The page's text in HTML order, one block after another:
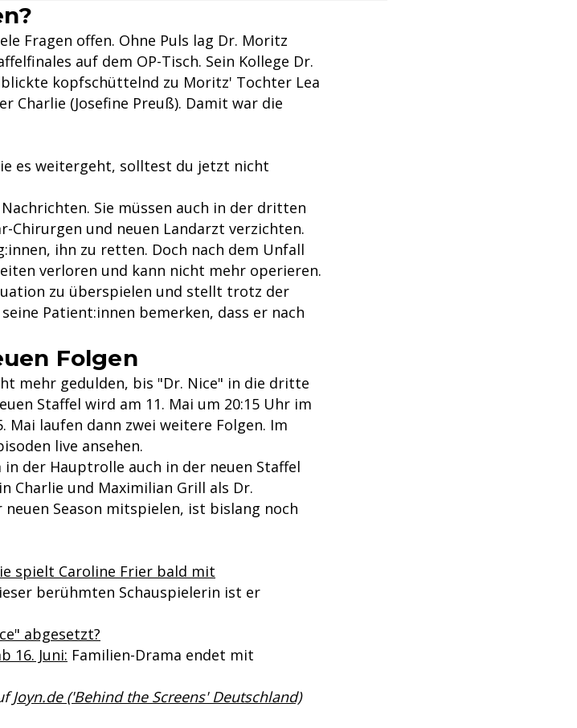
Fragen offen. Ohne Puls lag Dr. Moritz
auf dem OP-Tisch. Sein Kollege Dr.
kopfschüttelnd zu Moritz' Tochter Lea
Charlie (Josefine Preuß). Damit war die
es weitergeht, solltest du jetzt nicht
Sie müssen auch in der dritten
Chirurgen und neuen Landarzt verzichten.
ihn zu retten. Doch nach dem Unfall
verloren und kann nicht mehr operieren.
zu überspielen und stellt trotz der
Patient:innen bemerken, dass er nach
Folgen
mehr gedulden, bis "Dr. Nice" in die dritte
Staffel wird am 11. Mai um 20:15 Uhr im
Mai laufen dann zwei weitere Folgen. Im
live ansehen.
der Hauptrolle auch in der neuen Staffel
Charlie und Maximilian Grill als Dr.
Season mitspielen, ist bislang noch
spielt Caroline Frier bald mit
berühmten Schauspielerin ist er
abgesetzt?
16. Juni: Familien-Drama endet mit
Joyn.de ('Behind the Screens' Deutschland)